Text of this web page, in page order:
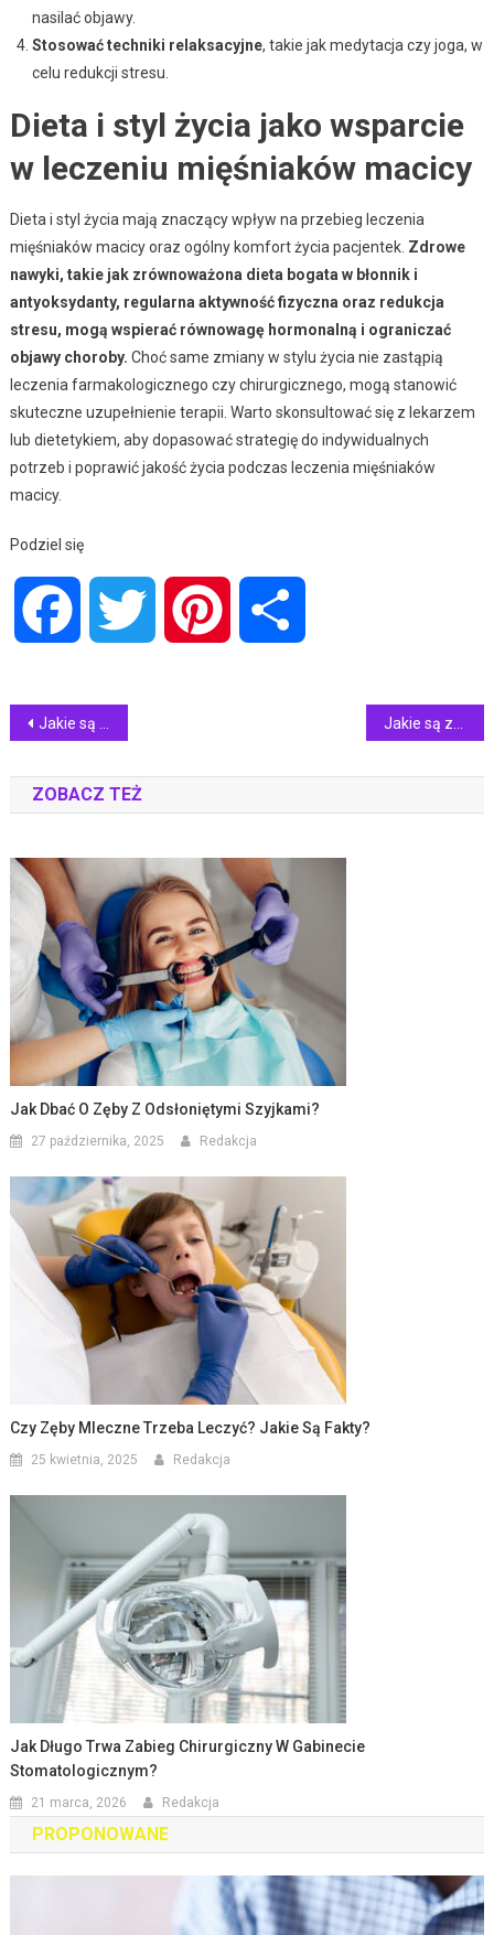
nasilać objawy.
Stosować techniki relaksacyjne, takie jak medytacja czy joga, w
celu redukcji stresu.
Dieta i styl życia jako wsparcie
w leczeniu mięśniaków macicy
Dieta i styl życia mają znaczący wpływ na przebieg leczenia
mięśniaków macicy oraz ogólny komfort życia pacjentek. Zdrowe
nawyki, takie jak zrównoważona dieta bogata w błonnik i
antyoksydanty, regularna aktywność fizyczna oraz redukcja
stresu, mogą wspierać równowagę hormonalną i ograniczać
objawy choroby. Choć same zmiany w stylu życia nie zastąpią
leczenia farmakologicznego czy chirurgicznego, mogą stanowić
skuteczne uzupełnienie terapii. Warto skonsultować się z lekarzem
lub dietetykiem, aby dopasować strategię do indywidualnych
potrzeb i poprawić jakość życia podczas leczenia mięśniaków
macicy.
Podziel się
Facebook Twitter Pinterest
Nawigacja
wpisu
Jakie są różnice między uprawnieniami cieplnymi SEP a innymi certyfikatami energetycznymi?
ZOBACZ TEŻ
Jak Dbać O Zęby Z Odsłoniętymi Szyjkami?
27 października, 2025 Redakcja
Czy Zęby Mleczne Trzeba Leczyć? Jakie Są Fakty?
25 kwietnia, 2025 Redakcja
Jak Długo Trwa Zabieg Chirurgiczny W Gabinecie
Stomatologicznym?
21 marca, 2026 Redakcja
PROPONOWANE